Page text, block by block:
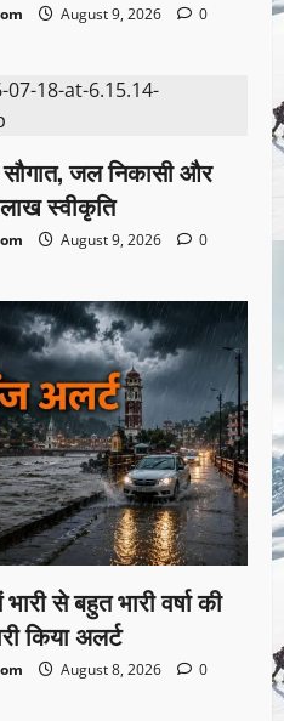
August 9, 2026
0
सौगात, जल निकासी और
स्वीकृति
August 9, 2026
0
से बहुत भारी वर्षा की
किया अलर्ट
August 8, 2026
0